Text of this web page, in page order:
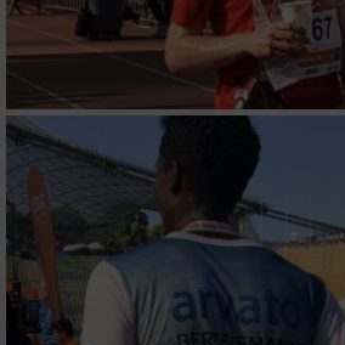
Speichern von oder Zugriff auf
auf einem Endgerät
Verwendung reduzierter Daten zur
von Werbeanzeigen
Erstellung von Profilen für
Verwendung von Profilen zur Auswahl
personalisierter Werbung
Erstellung von Profilen zur
von Inhalten